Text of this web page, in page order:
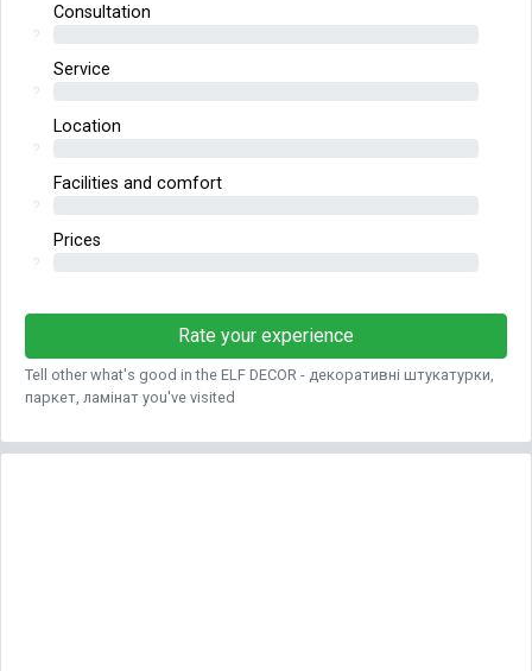
Consultation
?
Service
?
Location
?
Facilities and comfort
?
Prices
?
Rate your experience
Tell other what's good in the ELF DECOR - декоративні штукатурки,
паркет, ламінат you've visited